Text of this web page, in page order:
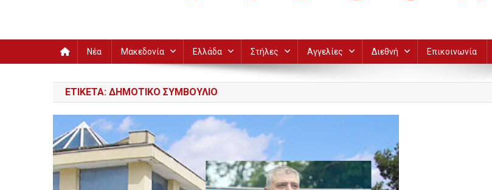
Νέα Μακεδονία Ελλάδα Στήλες Αγγελίες Διεθνή Επικοινωνία
ΕΤΙΚΈΤΑ: ΔΗΜΟΤΙΚΌ ΣΥΜΒΟΎΛΙΟ